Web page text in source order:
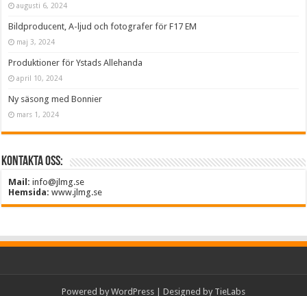
augusti 6, 2024
Bildproducent, A-ljud och fotografer för F17 EM
maj 3, 2024
Produktioner för Ystads Allehanda
april 10, 2024
Ny säsong med Bonnier
mars 1, 2024
Kontakta oss:
Mail: info@jlmg.se
Hemsida: www.jlmg.se
Powered by WordPress | Designed by TieLabs